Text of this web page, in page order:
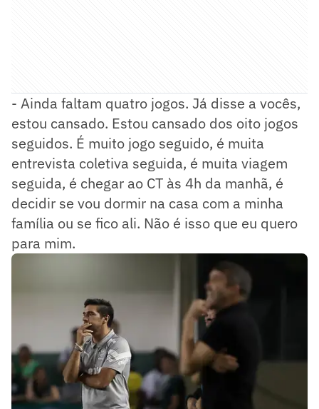
- Ainda faltam quatro jogos. Já disse a vocês,
estou cansado. Estou cansado dos oito jogos
seguidos. É muito jogo seguido, é muita
entrevista coletiva seguida, é muita viagem
seguida, é chegar ao CT às 4h da manhã, é
decidir se vou dormir na casa com a minha
família ou se fico ali. Não é isso que eu quero
para mim.